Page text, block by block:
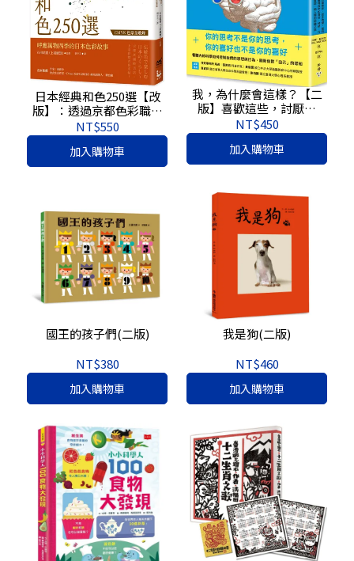
日本經典和色250選【改
版】：透過京都色彩職人
視角，深度體會和色之
美，啟發你的創作與配色
靈感
NT$550
加入購物車
我，為什麼會這樣？【二
版】喜歡這些，討厭那
些，從生物學、腦科學與
心理學解釋我們的喜好、
情緒、行為與想法，重啟
一趟人類的認識之旅
NT$450
加入購物車
國王的孩子們(二版)
NT$380
加入購物車
我是狗(二版)
NT$460
加入購物車